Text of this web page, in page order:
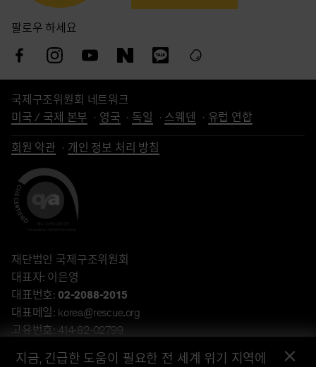
팔로우 하세요
국제구조위원회 네트워크
미국 / 국제 본부
영국 독일 스웨덴 유럽 연합
회원 약관 개인 정보 처리 방침
재단법인 국제구조위원회
대표자: 이은영
대표번호: 02-2088-2015
대표메일: korea@rescue.org
고유번호: 414-82-02799
주소: 서울특별시 강남구 언주로 432, 13층 (역삼동, 타워432)×
지금, 긴급한 도움이 필요한 전 세계 위기 지역에